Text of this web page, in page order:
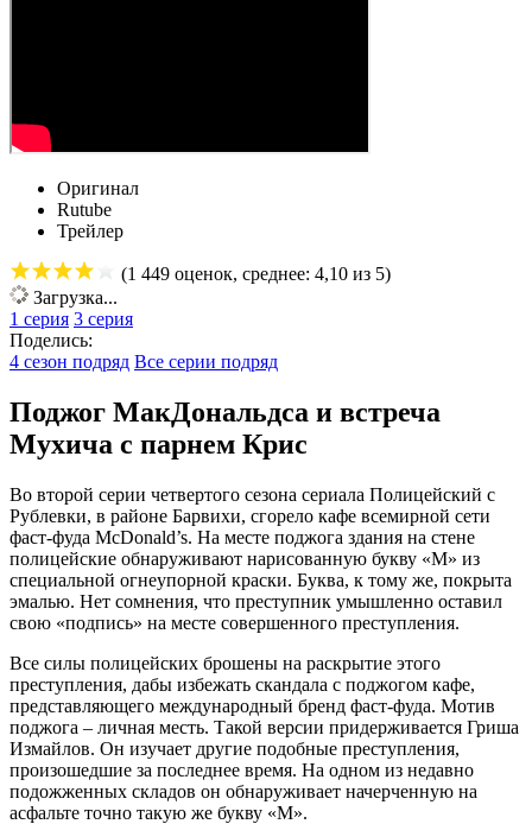
Оригинал
Rutube
Трейлер
(1 449 оценок, среднее: 4,10 из 5)
Загрузка...
1 серия 3 серия
Поделись:
4 сезон подряд Все серии подряд
Поджог МакДональдса и встреча
Мухича с парнем Крис
Во второй серии четвертого сезона сериала Полицейский с
Рублевки, в районе Барвихи, сгорело кафе всемирной сети
фаст-фуда McDonald’s. На месте поджога здания на стене
полицейские обнаруживают нарисованную букву «М» из
специальной огнеупорной краски. Буква, к тому же, покрыта
эмалью. Нет сомнения, что преступник умышленно оставил
свою «подпись» на месте совершенного преступления.
Все силы полицейских брошены на раскрытие этого
преступления, дабы избежать скандала с поджогом кафе,
представляющего международный бренд фаст-фуда. Мотив
поджога – личная месть. Такой версии придерживается Гриша
Измайлов. Он изучает другие подобные преступления,
произошедшие за последнее время. На одном из недавно
подожженных складов он обнаруживает начерченную на
асфальте точно такую же букву «М».